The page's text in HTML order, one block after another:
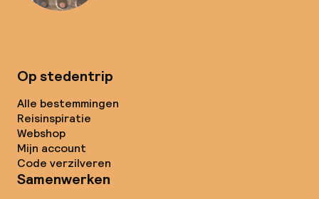
Op stedentrip
Alle bestemmingen
Reisinspiratie
Webshop
Mijn account
Code verzilveren
Samenwerken